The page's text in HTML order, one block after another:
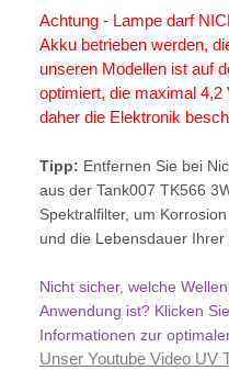
Achtung - Lampe darf
Akku betrieben werden,
unseren Modellen ist auf
optimiert, die maximal
daher die Elektronik
Tipp: Entfernen Sie bei
aus der Tank007 TK566
Spektralfilter, um
und die Lebensdauer
Nicht sicher, welche
Anwendung ist? Klicken
Informationen zur
Unser Youtube Video UV